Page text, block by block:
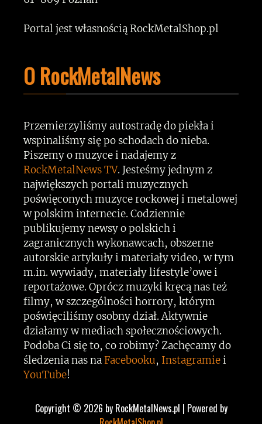
Portal jest własnością RockMetalShop.pl
O RockMetalNews
Przemierzyliśmy autostradę do piekła i
wspinaliśmy się po schodach do nieba.
Piszemy o muzyce i nadajemy z
RockMetalNews TV. Jesteśmy jednym z
największych portali muzycznych
poświęconych muzyce rockowej i metalowej
w polskim internecie. Codziennie
publikujemy newsy o polskich i
zagranicznych wykonawcach, obszerne
autorskie artykuły i materiały video, w tym
m.in. wywiady, materiały lifestyle’owe i
reportażowe. Oprócz muzyki kręcą nas też
filmy, w szczególności horrory, którym
poświęciliśmy osobny dział. Aktywnie
działamy w mediach społecznościowych.
Podoba Ci się to, co robimy? Zachęcamy do
śledzenia nas naFacebooku, Instagramiei
YouTube!
Copyright © 2026 by RockMetalNews.pl | Powered by